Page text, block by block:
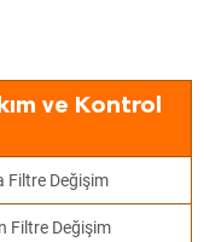
ve Kontrol
Filtre Değişim
Filtre Değişim